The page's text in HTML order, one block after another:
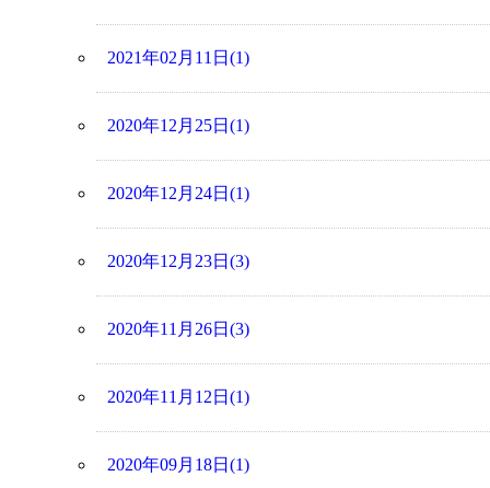
2021年02月11日(1)
2020年12月25日(1)
2020年12月24日(1)
2020年12月23日(3)
2020年11月26日(3)
2020年11月12日(1)
2020年09月18日(1)